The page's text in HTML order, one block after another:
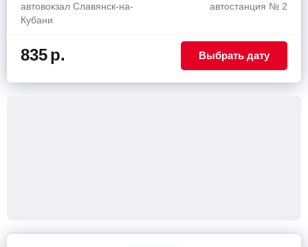
автовокзал Славянск-на-
Кубани
автостанция № 2
835р. Выбрать дату